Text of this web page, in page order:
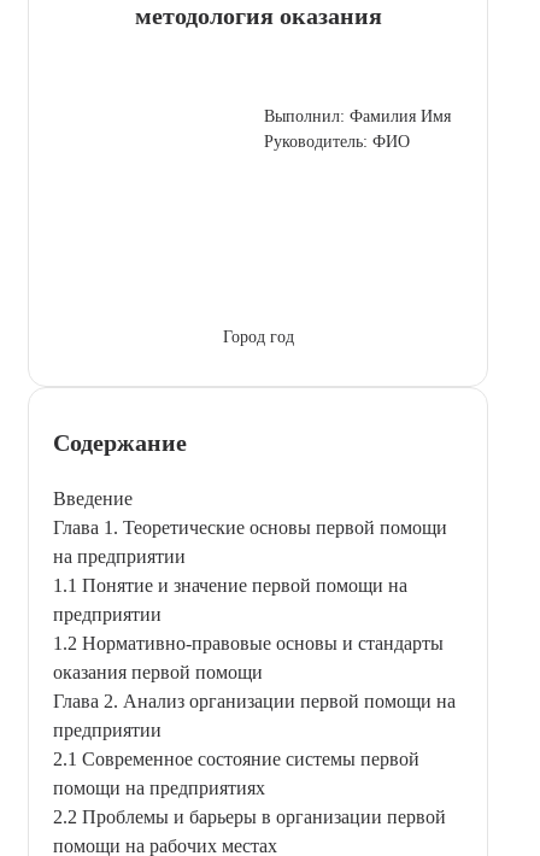
методология оказания
Выполнил: Фамилия Имя
Руководитель: ФИО
Город год
Содержание
Введение
Глава 1. Теоретические основы первой помощи
на предприятии
1.1 Понятие и значение первой помощи на
предприятии
1.2 Нормативно-правовые основы и стандарты
оказания первой помощи
Глава 2. Анализ организации первой помощи на
предприятии
2.1 Современное состояние системы первой
помощи на предприятиях
2.2 Проблемы и барьеры в организации первой
помощи на рабочих местах